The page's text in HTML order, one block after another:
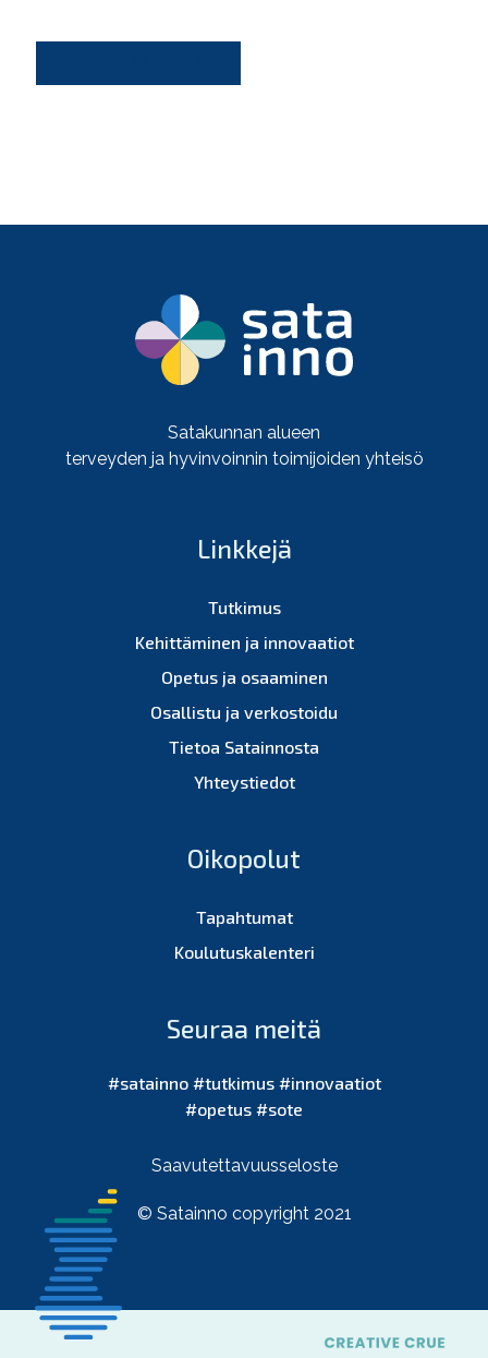
Satakunnan alueen
terveyden ja hyvinvoinnin toimijoiden yhteisö
Linkkejä
Tutkimus
Kehittäminen ja innovaatiot
Opetus ja osaaminen
Osallistu ja verkostoidu
Tietoa Satainnosta
Yhteystiedot
Oikopolut
Tapahtumat
Koulutuskalenteri
Seuraa meitä
#satainno #tutkimus #innovaatiot
#opetus #sote
Saavutettavuusseloste
© Satainno copyright 2021